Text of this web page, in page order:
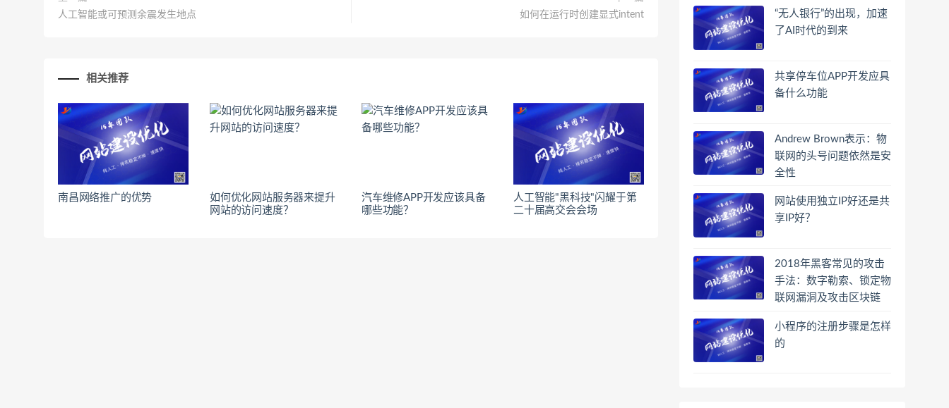
人工智能或可预测余震发生地点
如何在运行时创建显式intent
相关推荐
南昌网络推广的优势
如何优化网站服务器来提升
网站的访问速度？
汽车维修APP开发应该具备
哪些功能？
人工智能"黑科技"闪耀于第
二十届高交会会场
“无人银行”的出现，加速
了AI时代的到来
共享停车位APP开发应具
备什么功能
Andrew Brown表示：物
联网的头号问题依然是安
全性
网站使用独立IP好还是共
享IP好？
2018年黑客常见的攻击
手法：数字勒索、锁定物
联网漏洞及攻击区块链
小程序的注册步骤是怎样
的